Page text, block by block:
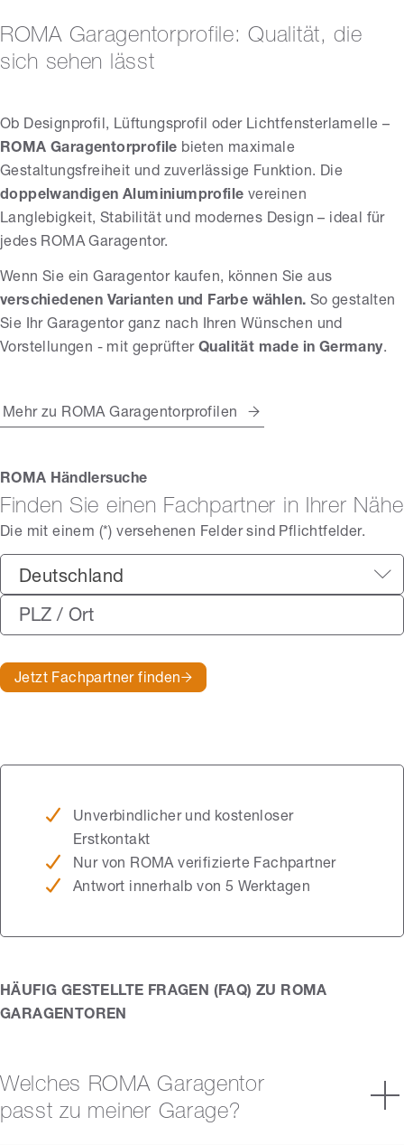
ROMA Garagentorprofile: Qualität, die
sich sehen lässt
Ob Designprofil, Lüftungsprofil oder Lichtfensterlamelle –
ROMA Garagentorprofile bieten maximale
Gestaltungsfreiheit und zuverlässige Funktion. Die
doppelwandigen Aluminiumprofile vereinen
Langlebigkeit, Stabilität und modernes Design – ideal für
jedes ROMA Garagentor.
Wenn Sie ein Garagentor kaufen, können Sie aus
verschiedenen Varianten und Farbe wählen. So gestalten
Sie Ihr Garagentor ganz nach Ihren Wünschen und
Vorstellungen - mit geprüfter Qualität made in Germany.
Mehr zu ROMA Garagentorprofilen
ROMA Händlersuche
Finden Sie einen Fachpartner in Ihrer Nähe
Die mit einem (*) versehenen Felder sind Pflichtfelder.
Deutschland
Jetzt Fachpartner finden
Unverbindlicher und kostenloser
Erstkontakt
Nur von ROMA verifizierte Fachpartner
Antwort innerhalb von 5 Werktagen
HÄUFIG GESTELLTE FRAGEN (FAQ) ZU ROMA
GARAGENTOREN
Welches ROMA Garagentor
passt zu meiner Garage?